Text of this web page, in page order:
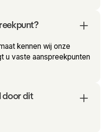
kennen wij onze
u vaste aanspreekpunten
door dit